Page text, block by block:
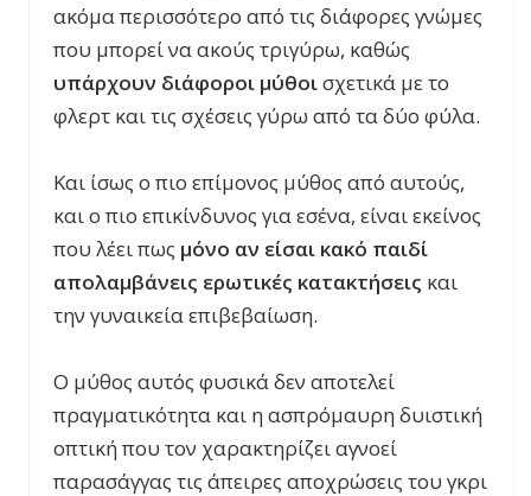
ακόμα περισσότερο από τις διάφορες γνώμες
που μπορεί να ακούς τριγύρω, καθώς
υπάρχουν διάφοροι μύθοισχετικά με το
φλερτ και τις σχέσεις γύρω από τα δύο φύλα.
Και ίσως ο πιο επίμονος μύθος από αυτούς,
και ο πιο επικίνδυνος για εσένα, είναι εκείνος
που λέει πως μόνο αν είσαι κακό παιδί
απολαμβάνεις ερωτικές κατακτήσεις και
την γυναικεία επιβεβαίωση.
Ο μύθος αυτός φυσικά δεν αποτελεί
πραγματικότητα και η ασπρόμαυρη δυιστική
οπτική που τον χαρακτηρίζει αγνοεί
παρασάγγας τις άπειρες αποχρώσεις του γκρι